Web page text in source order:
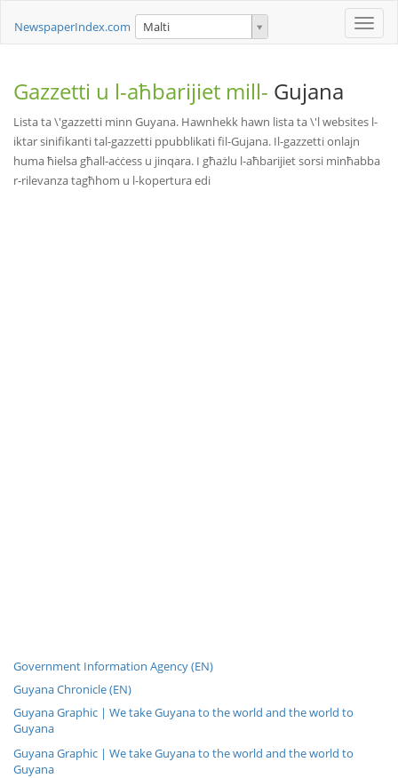
Toggle
NewspaperIndex.com Malti
Gazzetti u l-aħbarijiet mill- Gujana
Lista ta \'gazzetti minn Guyana. Hawnhekk hawn lista ta \'l websites l-
iktar sinifikanti tal-gazzetti ppubblikati fil-Gujana. Il-gazzetti onlajn
huma ħielsa għall-aċċess u jinqara. I għażlu l-aħbarijiet sorsi minħabba
r-rilevanza tagħhom u l-kopertura edi
Government Information Agency (EN)
Guyana Chronicle (EN)
Guyana Graphic | We take Guyana to the world and the world to
Guyana
Guyana Graphic | We take Guyana to the world and the world to
Guyana